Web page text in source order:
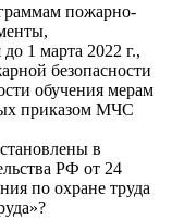
пожарно-
1 марта 2022 г.,
безопасности
обучения мерам
приказом МЧС
в
РФ от 24
по охране труда